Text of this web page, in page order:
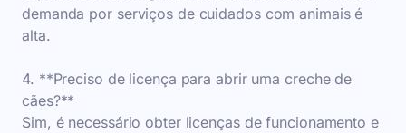
demanda por serviços de cuidados com animais é
alta.
4. **Preciso de licença para abrir uma creche de
cães?**
Sim, é necessário obter licenças de funcionamento e